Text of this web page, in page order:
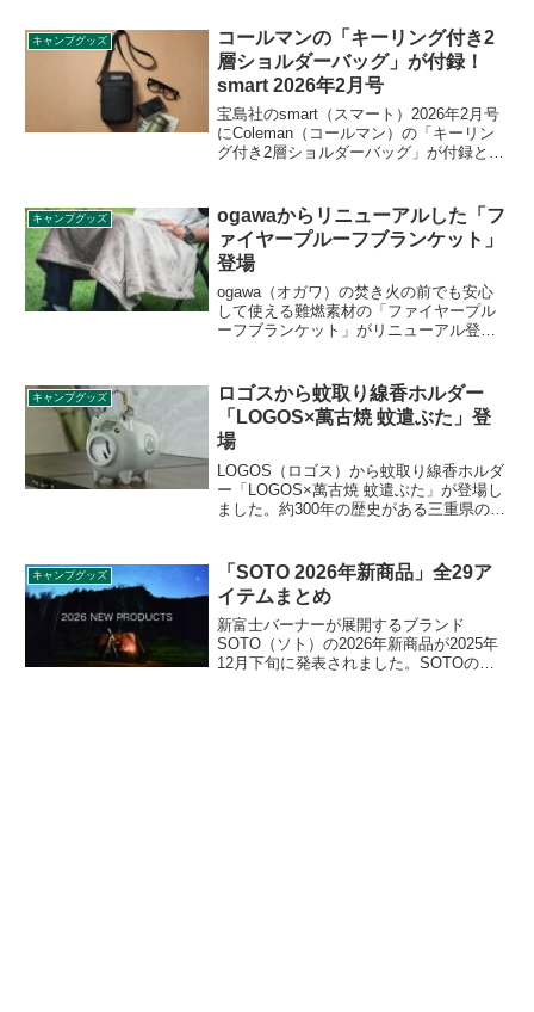
とめています。詳細をレビューします。
キャンプグッズ
コールマンの「キーリング付き2
層ショルダーバッグ」が付録！
smart 2026年2月号
宝島社のsmart（スマート）2026年2月号
にColeman（コールマン）の「キーリン
グ付き2層ショルダーバッグ」が付録とし
ケットには鍵やイヤホンなどのガジェッ
ト、ハンドクリームなどのコスメが入り
小物を整理できます。詳細をレビューし
ます。
キャンプグッズ
ogawaからリニューアルした「フ
ァイヤープルーフブランケット」
登場
ogawa（オガワ）の焚き火の前でも安心
して使える難燃素材の「ファイヤープル
ーフブランケット」がリニューアル登場
となっています。収納メッシュポーチが
ついて持ち運びにも便利です。詳細をレ
ビューします。
キャンプグッズ
ロゴスから蚊取り線香ホルダー
「LOGOS×萬古焼 蚊遣ぶた」登
場
LOGOS（ロゴス）から蚊取り線香ホルダ
ー「LOGOS×萬古焼 蚊遣ぶた」が登場し
ました。約300年の歴史がある三重県の伝
す。詳細をレビューします。
キャンプグッズ
「SOTO 2026年新商品」全29ア
イテムまとめ
新富士バーナーが展開するブランド
SOTO（ソト）の2026年新商品が2025年
12月下旬に発表されました。SOTOのバ